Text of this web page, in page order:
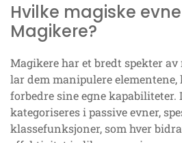
Hvilke magiske
Magikere?
Magikere har et bredt spekter
lar dem manipulere
forbedre sine egne kapabiliteter.
kategoriseres i passive evner,
klassefunksjoner, som hver